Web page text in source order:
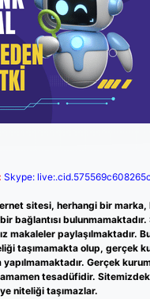
Skype:
sitesi, herhangi bir marka,
bağlantısı bulunmamaktadır.
makaleler paylaşılmaktadır.
taşımamakta olup, gerçek
yapılmamaktadır. Gerçek
tesadüfidir.
niteliği taşımazlar.